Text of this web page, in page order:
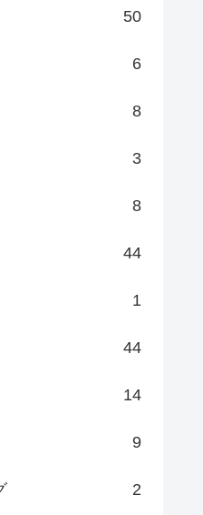
50
6
8
3
8
44
1
44
14
9
2